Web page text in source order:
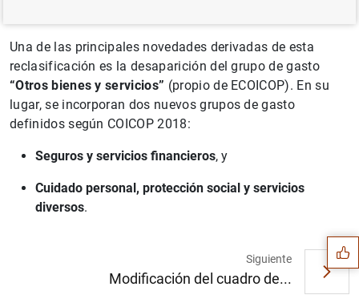
Una de las principales novedades derivadas de esta
reclasificación es la desaparición del grupo de gasto
“Otros bienes y servicios” (propio de ECOICOP). En su
lugar, se incorporan dos nuevos grupos de gasto
definidos según COICOP 2018:
Seguros y servicios financieros, y
Cuidado personal, protección social y servicios
diversos.
Siguiente
Modificación del cuadro de...
Sugerencias